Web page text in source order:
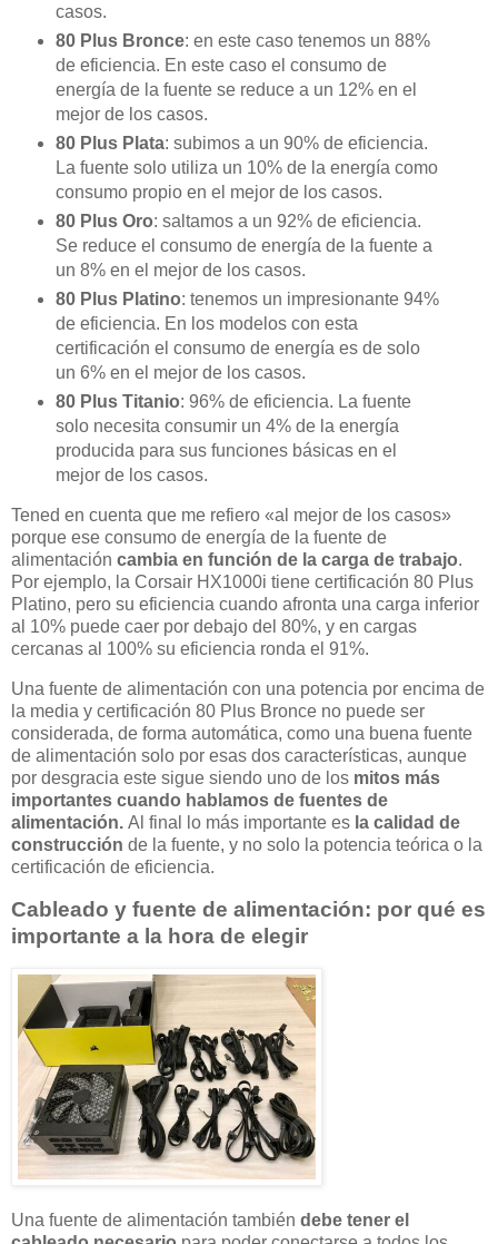
casos.
80 Plus Bronce: en este caso tenemos un 88%
de eficiencia. En este caso el consumo de
energía de la fuente se reduce a un 12% en el
mejor de los casos.
80 Plus Plata: subimos a un 90% de eficiencia.
La fuente solo utiliza un 10% de la energía como
consumo propio en el mejor de los casos.
80 Plus Oro: saltamos a un 92% de eficiencia.
Se reduce el consumo de energía de la fuente a
un 8% en el mejor de los casos.
80 Plus Platino: tenemos un impresionante 94%
de eficiencia. En los modelos con esta
certificación el consumo de energía es de solo
un 6% en el mejor de los casos.
80 Plus Titanio: 96% de eficiencia. La fuente
solo necesita consumir un 4% de la energía
producida para sus funciones básicas en el
mejor de los casos.
Tened en cuenta que me refiero «al mejor de los casos»
porque ese consumo de energía de la fuente de
alimentación cambia en función de la carga de trabajo.
Por ejemplo, la Corsair HX1000i tiene certificación 80 Plus
Platino, pero su eficiencia cuando afronta una carga inferior
al 10% puede caer por debajo del 80%, y en cargas
cercanas al 100% su eficiencia ronda el 91%.
Una fuente de alimentación con una potencia por encima de
la media y certificación 80 Plus Bronce no puede ser
considerada, de forma automática, como una buena fuente
de alimentación solo por esas dos características, aunque
por desgracia este sigue siendo uno de los mitos más
importantes cuando hablamos de fuentes de
alimentación. Al final lo más importante es la calidad de
construcción de la fuente, y no solo la potencia teórica o la
certificación de eficiencia.
Cableado y fuente de alimentación: por qué es
importante a la hora de elegir
Una fuente de alimentación también debe tener el